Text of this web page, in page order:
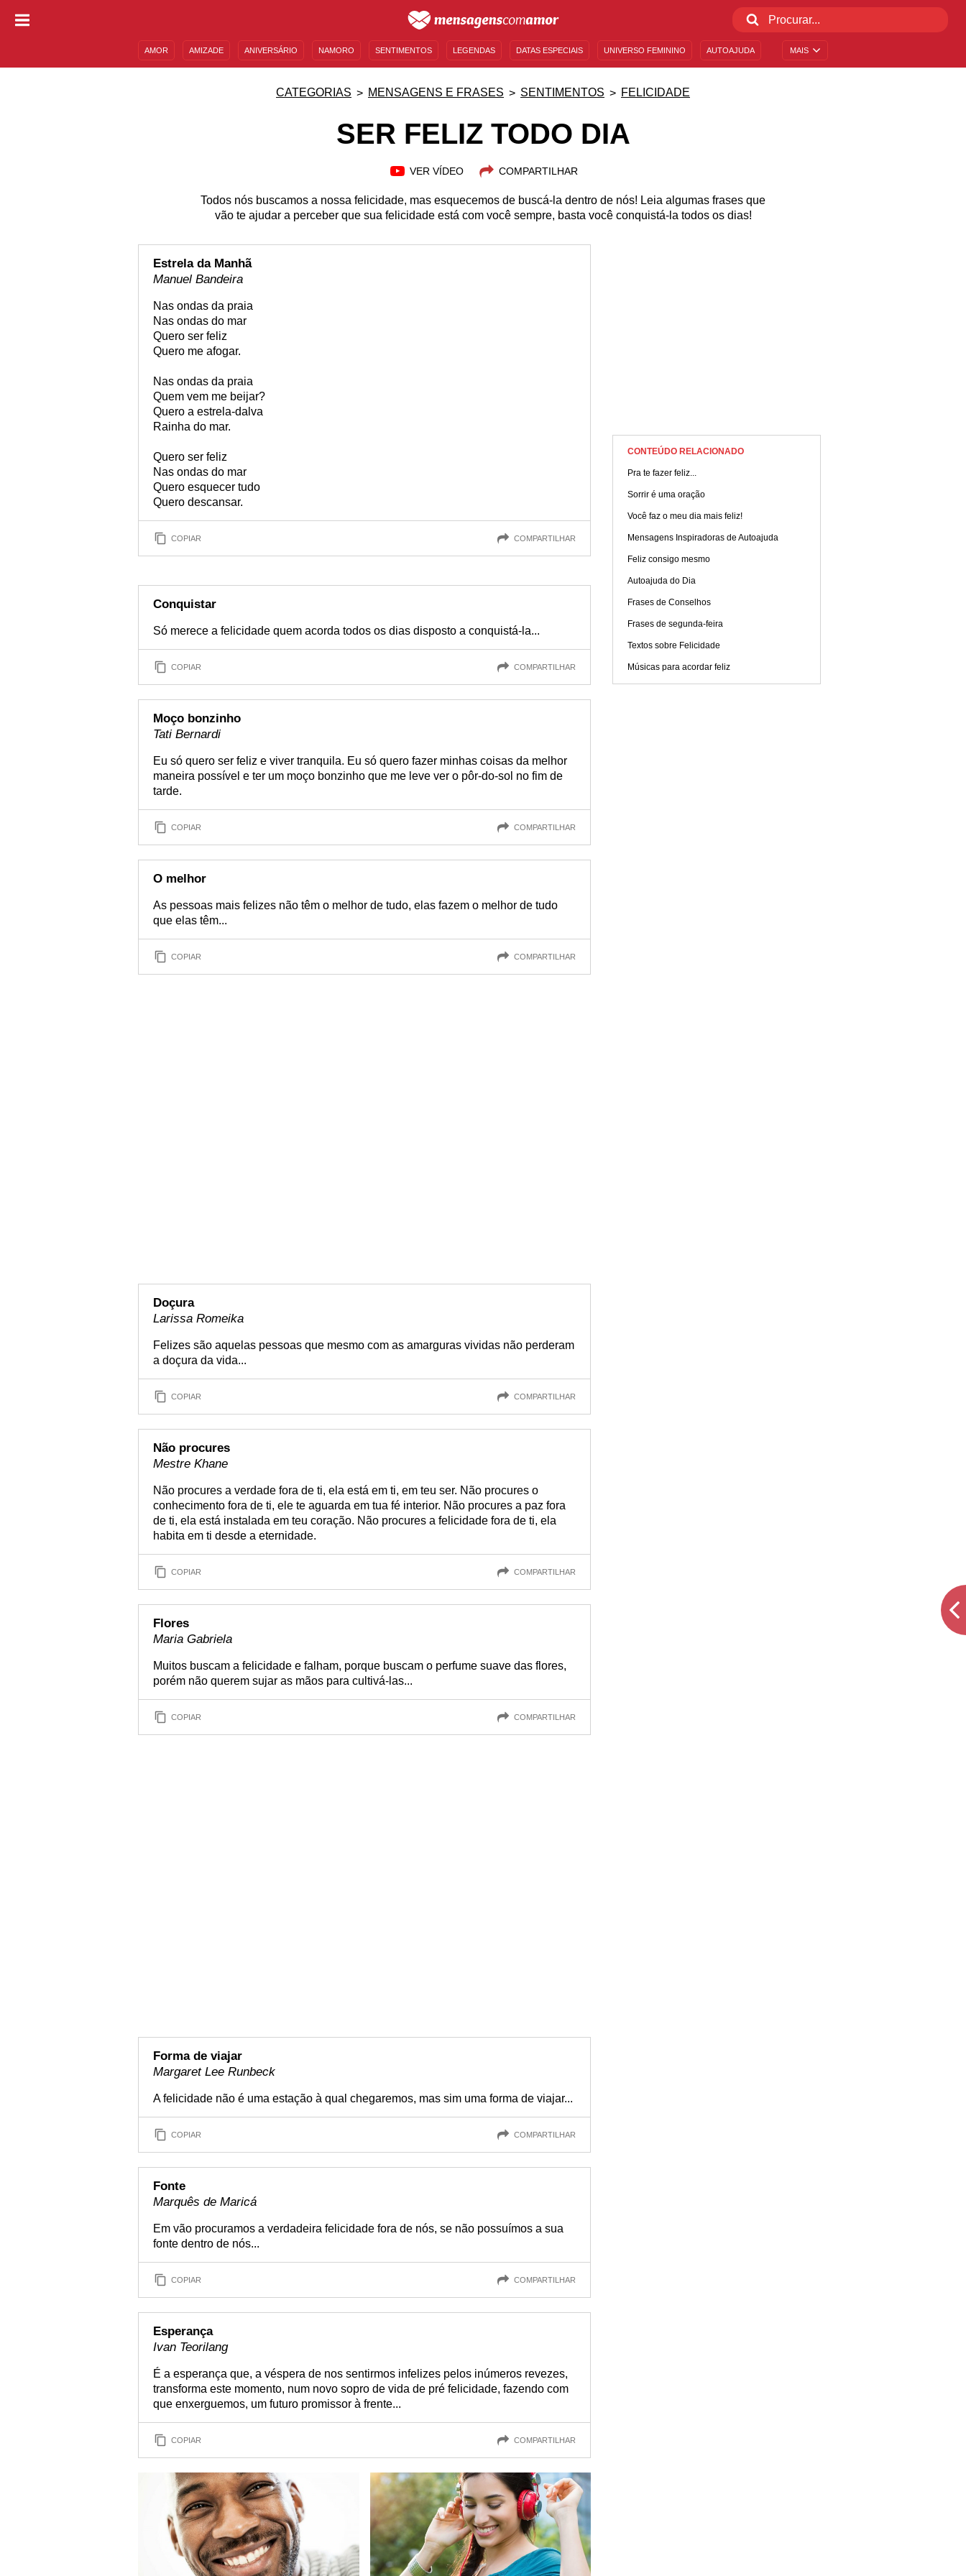
MAIS
AMOR AMIZADE ANIVERSÁRIO NAMORO SENTIMENTOS LEGENDAS DATAS ESPECIAIS UNIVERSO FEMININO AUTOAJUDA
CATEGORIAS MENSAGENS E FRASES SENTIMENTOS FELICIDADE
SER FELIZ TODO DIA
VER VÍDEO COMPARTILHAR
Todos nós buscamos a nossa felicidade, mas esquecemos de buscá-la dentro de nós! Leia algumas frases que
vão te ajudar a perceber que sua felicidade está com você sempre, basta você conquistá-la todos os dias!
Estrela da Manhã
Manuel Bandeira
Nas ondas da praia
Nas ondas do mar
Quero ser feliz
Quero me afogar.
Nas ondas da praia
Quem vem me beijar?
Quero a estrela-dalva
Rainha do mar.
Quero ser feliz
Nas ondas do mar
Quero esquecer tudo
Quero descansar.
COPIAR COMPARTILHAR
Conquistar
Só merece a felicidade quem acorda todos os dias disposto a conquistá-la...
COPIAR COMPARTILHAR
Moço bonzinho
Tati Bernardi
Eu só quero ser feliz e viver tranquila. Eu só quero fazer minhas coisas da melhor
maneira possível e ter um moço bonzinho que me leve ver o pôr-do-sol no fim de
tarde.
COPIAR COMPARTILHAR
O melhor
As pessoas mais felizes não têm o melhor de tudo, elas fazem o melhor de tudo
que elas têm...
COPIAR COMPARTILHAR
Doçura
Larissa Romeika
Felizes são aquelas pessoas que mesmo com as amarguras vividas não perderam
a doçura da vida...
COPIAR COMPARTILHAR
Não procures
Mestre Khane
Não procures a verdade fora de ti, ela está em ti, em teu ser. Não procures o
conhecimento fora de ti, ele te aguarda em tua fé interior. Não procures a paz fora
de ti, ela está instalada em teu coração. Não procures a felicidade fora de ti, ela
habita em ti desde a eternidade.
COPIAR COMPARTILHAR
Flores
Maria Gabriela
Muitos buscam a felicidade e falham, porque buscam o perfume suave das flores,
porém não querem sujar as mãos para cultivá-las...
COPIAR COMPARTILHAR
Forma de viajar
Margaret Lee Runbeck
A felicidade não é uma estação à qual chegaremos, mas sim uma forma de viajar...
COPIAR COMPARTILHAR
Fonte
Marquês de Maricá
Em vão procuramos a verdadeira felicidade fora de nós, se não possuímos a sua
fonte dentro de nós...
COPIAR COMPARTILHAR
Esperança
Ivan Teorilang
É a esperança que, a véspera de nos sentirmos infelizes pelos inúmeros revezes,
transforma este momento, num novo sopro de vida de pré felicidade, fazendo com
que enxerguemos, um futuro promissor à frente...
COPIAR COMPARTILHAR
CONTEÚDO RELACIONADO
Pra te fazer feliz...
Sorrir é uma oração
Você faz o meu dia mais feliz!
Mensagens Inspiradoras de Autoajuda
Feliz consigo mesmo
Autoajuda do Dia
Frases de Conselhos
Frases de segunda-feira
Textos sobre Felicidade
Músicas para acordar feliz